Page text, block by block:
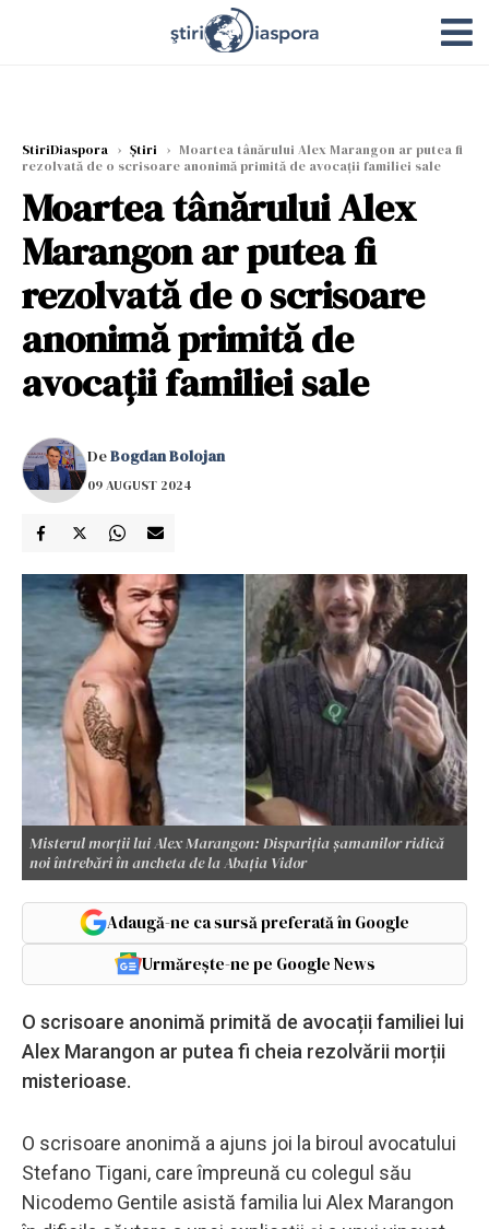
StiriDiaspora › Știri › Moartea tânărului Alex Marangon ar putea fi
rezolvată de o scrisoare anonimă primită de avocații familiei sale
Moartea tânărului Alex
Marangon ar putea fi
rezolvată de o scrisoare
anonimă primită de
avocații familiei sale
DeBogdan Bolojan
09 AUGUST 2024
Misterul morții lui Alex Marangon: Dispariția șamanilor ridică
noi întrebări în ancheta de la Abația Vidor
Adaugă-ne ca sursă preferată în Google
Urmărește-ne pe Google News
O scrisoare anonimă primită de avocații familiei lui
Alex Marangon ar putea fi cheia rezolvării morții
misterioase.
O scrisoare anonimă a ajuns joi la biroul avocatului
Stefano Tigani, care împreună cu colegul său
Nicodemo Gentile asistă familia lui Alex Marangon